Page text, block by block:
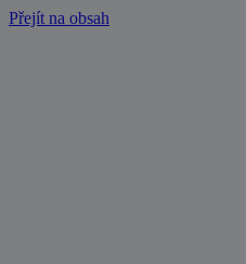
Přejít na obsah